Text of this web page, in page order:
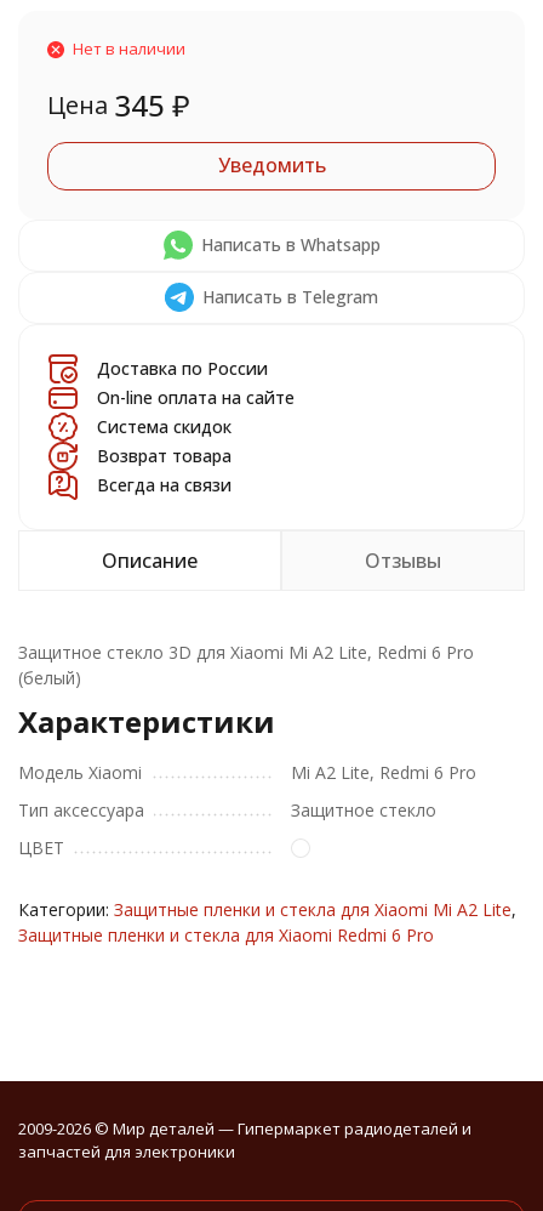
Нет в наличии
Цена 345 ₽
Уведомить
Написать в Whatsapp
Написать в Telegram
Доставка по России
On-line оплата на сайте
Система скидок
Возврат товара
Всегда на связи
Описание Отзывы
Защитное стекло 3D для Xiaomi Mi A2 Lite, Redmi 6 Pro
(белый)
Характеристики
Модель Xiaomi
Mi A2 Lite, Redmi 6 Pro
Тип аксессуара
Защитное стекло
ЦВЕТ
Категории: Защитные пленки и стекла для Xiaomi Mi A2 Lite,
Защитные пленки и стекла для Xiaomi Redmi 6 Pro
2009-2026 © Мир деталей — Гипермаркет радиодеталей и
запчастей для электроники